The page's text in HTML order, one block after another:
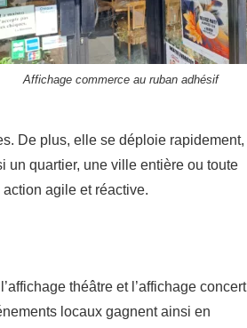
Affichage commerce au ruban adhésif
De plus, elle se déploie rapidement,
un quartier, une ville entière ou toute
agile et réactive.
théâtre et l’affichage concert
locaux gagnent ainsi en